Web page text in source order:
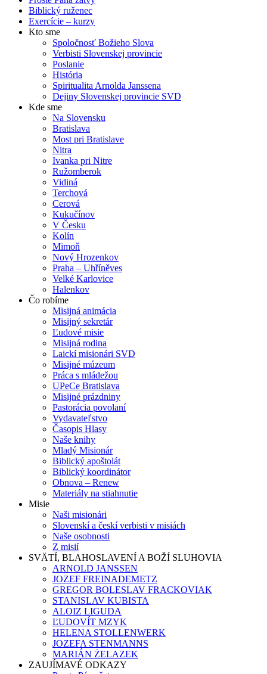
Biblický ruženec
Exercície – kurzy
Kto sme
Spoločnosť Božieho Slova
Verbisti Slovenskej provincie
Poslanie
História
Spiritualita Arnolda Janssena
Dejiny Slovenskej provincie SVD
Kde sme
Na Slovensku
Bratislava
Most pri Bratislave
Nitra
Ivanka pri Nitre
Ružomberok
Vidiná
Terchová
Cerová
Kukučínov
V Česku
Kolín
Mimoň
Nový Hrozenkov
Praha – Uhříněves
Velké Karlovice
Halenkov
Čo robíme
Misijná animácia
Misijný sekretár
Ľudové misie
Misijná rodina
Laickí misionári SVD
Misijné múzeum
Práca s mládežou
UPeCe Bratislava
Misijné prázdniny
Pastorácia povolaní
Vydavateľstvo
Časopis Hlasy
Naše knihy
Mladý Misionár
Biblický apoštolát
Biblický koordinátor
Obnova – Renew
Materiály na stiahnutie
Misie
Naši misionári
Slovenskí a českí verbisti v misiách
Naše osobnosti
Z misií
SVÄTÍ, BLAHOSLAVENÍ A BOŽÍ SLUHOVIA
ARNOLD JANSSEN
JOZEF FREINADEMETZ
GREGOR BOLESLAV FRACKOVIAK
STANISLAV KUBISTA
ALOIZ LIGUDA
ĽUDOVÍT MZYK
HELENA STOLLENWERK
JOZEFA STENMANNS
MARIÁN ŻELAZEK
ZAUJÍMAVÉ ODKAZY